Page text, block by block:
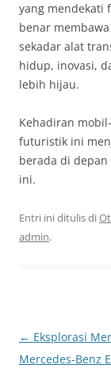
yang mendekati
benar
sekadar alat
hidup, inovasi,
lebih hijau.
Kehadiran
futuristik ini
berada di
ini.
Entri ini ditulis di
admin.
Navigasi
Tulisan
← Eksplorasi
Mercedes-Benz